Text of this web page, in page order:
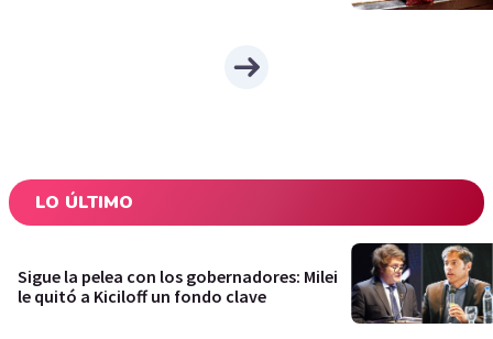
LO ÚLTIMO
Sigue la pelea con los gobernadores: Milei
le quitó a Kiciloff un fondo clave